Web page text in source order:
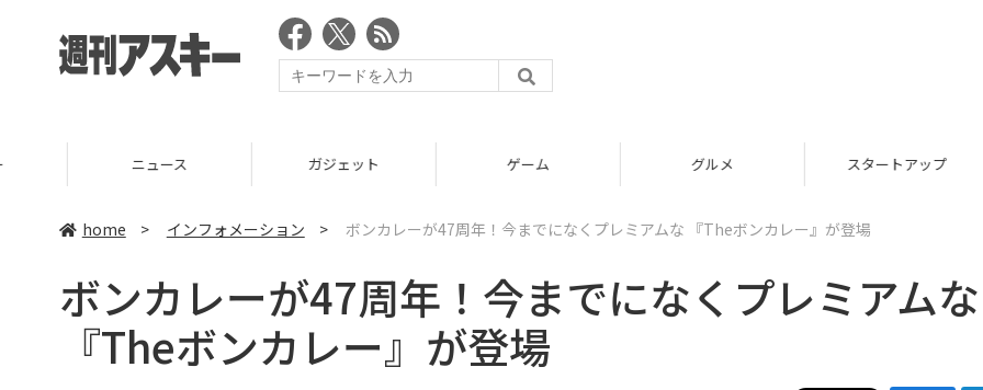
ガジェット スタートアップ
home > インフォメーション > ボンカレーが47周年！今までになくプレミアムな 『Theボンカレー』が登場
ボンカレーが47周年！今までになくプレミアムな
『Theボンカレー』が登場